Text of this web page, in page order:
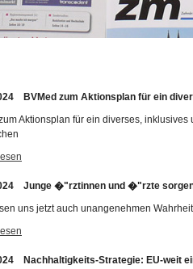
BVMed zum Aktionsplan für ein
Aktionsplan für ein diverses,
Junge �"rztinnen und �"rzte
uns jetzt auch unangenehmen
Nachhaltigkeits-Strategie: EU-weit